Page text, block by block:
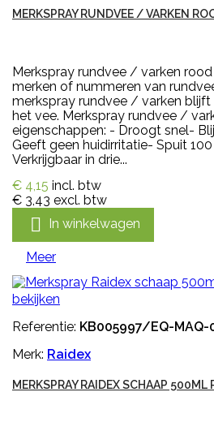
MERKSPRAY RUNDVEE / VARKEN
Merkspray rundvee / varken
merken of nummeren van
merkspray rundvee / varken
het vee. Merkspray rundvee /
eigenschappen: - Droogt snel-
Geeft geen huidirritatie- Spuit
Verkrijgbaar in drie...
€ 4,15 incl. btw
€ 3,43 excl. btw
 In winkelwagen
Meer
bekijken
Referentie: KB005997/EQ-MAQ-
Merk: Raidex
MERKSPRAY RAIDEX SCHAAP 500ML